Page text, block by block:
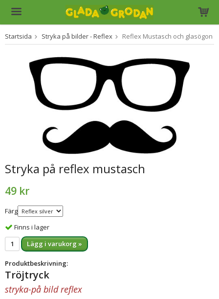
Produkten har blivit tillagd i varukorgen
Startsida Stryka på bilder - Reflex Reflex Mustasch och glasögon
Stryka på reflex mustasch
49 kr
Färg
Finns i lager
Lägg i varukorg »
Produktbeskrivning:
Tröjtryck
stryka-på bild reflex